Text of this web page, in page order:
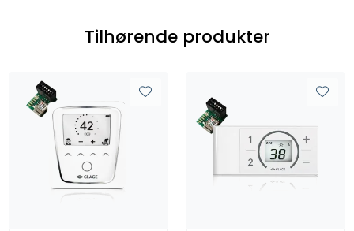
Tilhørende produkter